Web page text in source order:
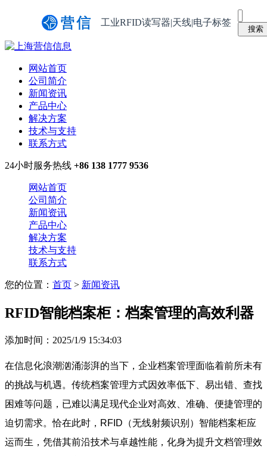
工业RFID读写器|天线|电子标签
网站首页
公司简介
新闻资讯
产品中心
解决方案
技术与支持
联系方式
24小时服务热线 +86 138 1777 9536
网站首页
公司简介
新闻资讯
产品中心
解决方案
技术与支持
联系方式
您的位置： 首页 > 新闻资讯
RFID智能档案柜：档案管理的高效利器
添加时间：2025/1/9 15:34:03
在信息化浪潮汹涌澎湃的当下，企业档案管理面临着前所未有
的挑战与机遇。传统档案管理方式因效率低下、易出错、查找
困难等问题，已难以满足现代企业对高效、准确、便捷管理的
迫切需求。恰在此时，RFID（无线射频识别）智能档案柜应
运而生，凭借其前沿技术与卓越性能，化身为提升文档管理效